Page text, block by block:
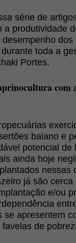
série de
produtividade
toda a
Portes.
baiano e
potencial de
ainda hoje
nessas
já são
e/ou
apresentem
de